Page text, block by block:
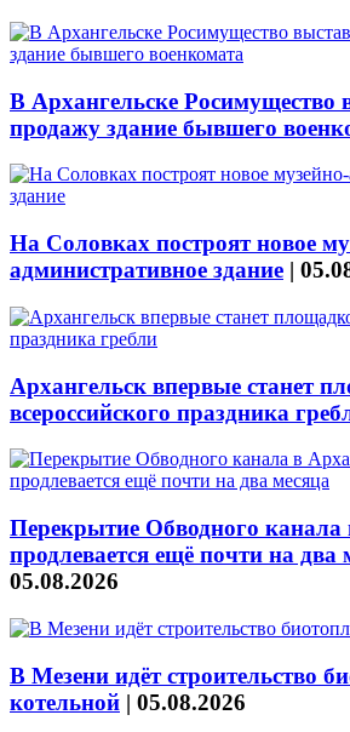
В Архангельске Росимущество
продажу здание бывшего
На Соловках построят новое
административное здание |
Архангельск впервые станет
всероссийского праздника
Перекрытие Обводного канала
продлевается ещё почти на два
05.08.2026
В Мезени идёт строительство
котельной | 05.08.2026